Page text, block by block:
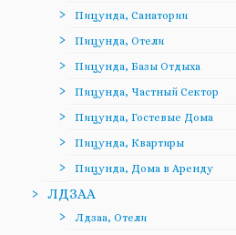
Пицунда, Санатории
Пицунда, Отели
Пицунда, Базы Отдыха
Пицунда, Частный Сектор
Пицунда, Гостевые Дома
Пицунда, Квартиры
Пицунда, Дома в Аренду
ЛДЗАА
Лдзаа, Отели